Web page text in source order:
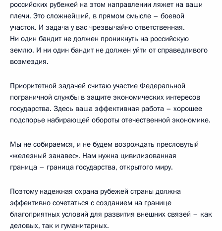
российских рубежей на этом направлении ляжет на ваши
плечи. Это сложнейший, в прямом смысле – боевой
участок. И задача у вас чрезвычайно ответственная.
Ни один бандит не должен проникнуть на российскую
землю. И ни один бандит не должен уйти от справедливого
возмездия.
Приоритетной задачей считаю участие Федеральной
пограничной службы в защите экономических интересов
государства. Здесь ваша эффективная работа – хорошее
подспорье набирающей обороты отечественной экономике.
Мы не собираемся, и не будем возрождать пресловутый
«железный занавес». Нам нужна цивилизованная
граница – граница государства, открытого миру.
Поэтому надежная охрана рубежей страны должна
эффективно сочетаться с созданием на границе
благоприятных условий для развития внешних связей – как
деловых, так и гуманитарных.